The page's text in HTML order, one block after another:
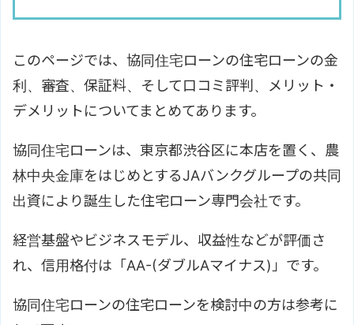
このページでは、協同住宅ローンの住宅ローンの金
利、審査、保証料、そして口コミ評判、メリット・
デメリットについてまとめてあります。
協同住宅ローンは、東京都渋谷区に本店を置く、農
林中央金庫をはじめとするJAバンクグループの共同
出資により誕生した住宅ローン専門会社です。
経営基盤やビジネスモデル、収益性などが評価さ
れ、信用格付は「AA-(ダブルAマイナス)」です。
協同住宅ローンの住宅ローンを検討中の方は参考に